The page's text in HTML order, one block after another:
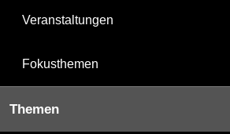
Veranstaltungen
Fokusthemen
Themen